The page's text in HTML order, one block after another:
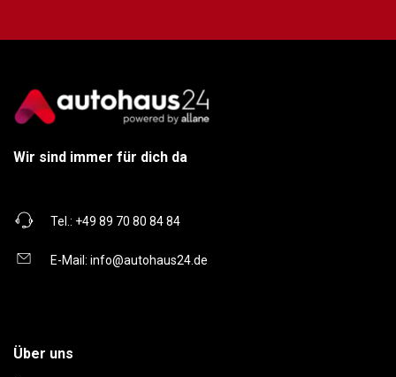
Wir sind immer für dich da
Tel.: +49 89 70 80 84 84
E-Mail: info@autohaus24.de
Über uns